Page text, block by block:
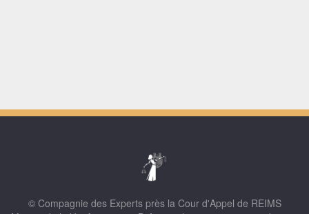
© Compagnie des Experts près la Cour d'Appel de REIMS